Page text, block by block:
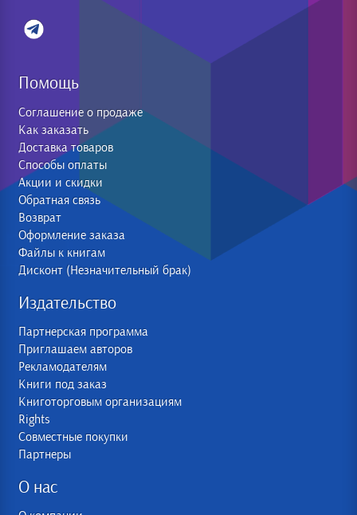
Помощь
Соглашение о продаже
Как заказать
Доставка товаров
Способы оплаты
Акции и скидки
Обратная связь
Возврат
Оформление заказа
Файлы к книгам
Дисконт (Незначительный брак)
Издательство
Партнерская программа
Приглашаем авторов
Рекламодателям
Книги под заказ
Книготорговым организациям
Rights
Совместные покупки
Партнеры
О нас